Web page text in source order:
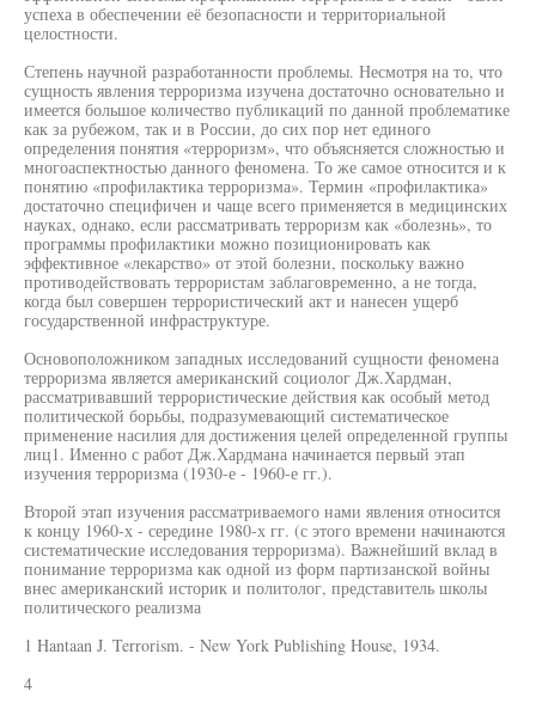
успеха в обеспечении её безопасности и территориальной
целостности.
Степень научной разработанности проблемы. Несмотря на то, что
сущность явления терроризма изучена достаточно основательно и
имеется большое количество публикаций по данной проблематике
как за рубежом, так и в России, до сих пор нет единого
определения понятия «терроризм», что объясняется сложностью и
многоаспектностью данного феномена. То же самое относится и к
понятию «профилактика терроризма». Термин «профилактика»
достаточно специфичен и чаще всего применяется в медицинских
науках, однако, если рассматривать терроризм как «болезнь», то
программы профилактики можно позиционировать как
эффективное «лекарство» от этой болезни, поскольку важно
противодействовать террористам заблаговременно, а не тогда,
когда был совершен террористический акт и нанесен ущерб
государственной инфраструктуре.
Основоположником западных исследований сущности феномена
терроризма является американский социолог Дж.Хардман,
рассматривавший террористические действия как особый метод
политической борьбы, подразумевающий систематическое
применение насилия для достижения целей определенной группы
лиц1. Именно с работ Дж.Хардмана начинается первый этап
изучения терроризма (1930-е - 1960-е гг.).
Второй этап изучения рассматриваемого нами явления относится
к концу 1960-х - середине 1980-х гг. (с этого времени начинаются
систематические исследования терроризма). Важнейший вклад в
понимание терроризма как одной из форм партизанской войны
внес американский историк и политолог, представитель школы
политического реализма
1 Hantaan J. Terrorism. - New York Publishing House, 1934.
4